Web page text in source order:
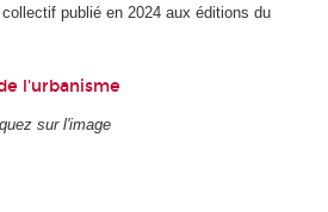
publié en 2024 aux éditions du
l'urbanisme
sur l'image